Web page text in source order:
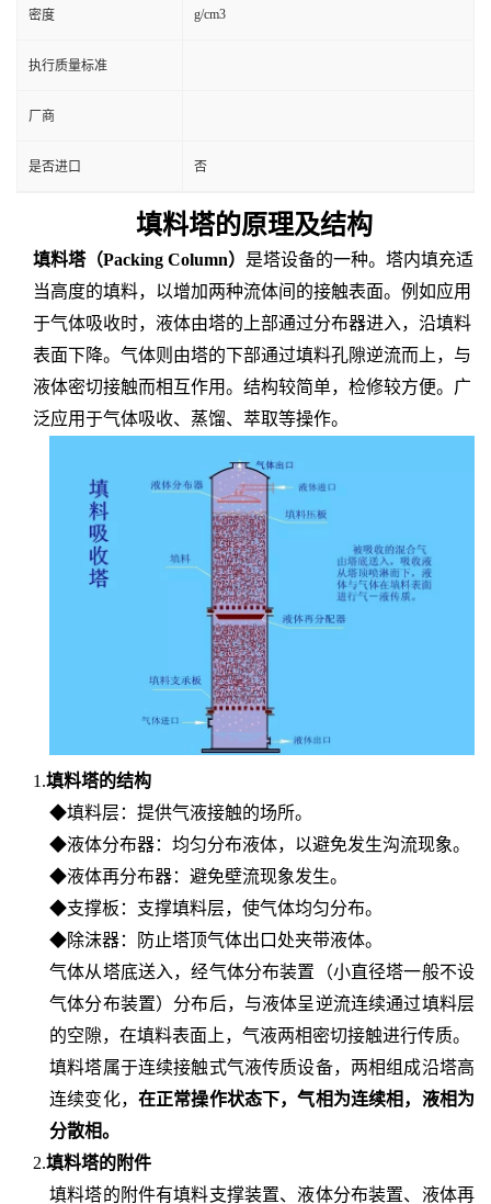
密度 g/cm3
执行质量标准
厂商
是否进口 否
填料塔的原理及结构
填料塔（Packing Column） 是塔设备的一种。塔内填充适
当高度的填料，以增加两种流体间的接触表面。例如应用
于气体吸收时，液体由塔的上部通过分布器进入，沿填料
表面下降。气体则由塔的下部通过填料孔隙逆流而上，与
液体密切接触而相互作用。结构较简单，检修较方便。广
泛应用于气体吸收、蒸馏、萃取等操作。
1.填料塔的结构
◆填料层：提供气液接触的场所。
◆液体分布器：均匀分布液体，以避免发生沟流现象。
◆液体再分布器：避免壁流现象发生。
◆支撑板：支撑填料层，使气体均匀分布。
◆除沫器：防止塔顶气体出口处夹带液体。
气体从塔底送入，经气体分布装置（小直径塔一般不设
气体分布装置）分布后，与液体呈逆流连续通过填料层
的空隙，在填料表面上，气液两相密切接触进行传质。
填料塔属于连续接触式气液传质设备，两相组成沿塔高
连续变化， 在正常操作状态下，气相为连续相，液相为
分散相。
2.填料塔的附件
填料塔的附件有填料支撑装置、液体分布装置、液体再